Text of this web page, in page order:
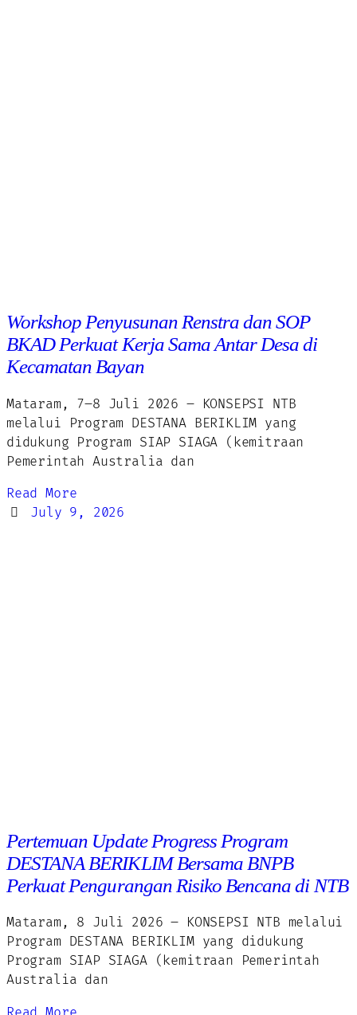
Workshop Penyusunan Renstra dan SOP
BKAD Perkuat Kerja Sama Antar Desa di
Kecamatan Bayan
Mataram, 7–8 Juli 2026 – KONSEPSI NTB
melalui Program DESTANA BERIKLIM yang
didukung Program SIAP SIAGA (kemitraan
Pemerintah Australia dan
Read More
July 9, 2026
Pertemuan Update Progress Program
DESTANA BERIKLIM Bersama BNPB
Perkuat Pengurangan Risiko Bencana di NTB
Mataram, 8 Juli 2026 – KONSEPSI NTB melalui
Program DESTANA BERIKLIM yang didukung
Program SIAP SIAGA (kemitraan Pemerintah
Australia dan